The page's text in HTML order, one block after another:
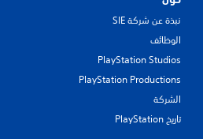
نبذة عن شركة SIE
الوظائف
PlayStation Studios
PlayStation Productions
الشركة
تاريخ PlayStation